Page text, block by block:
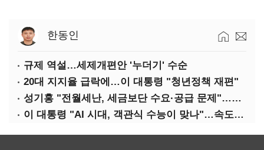
한동인
규제 역설…세제개편안 '누더기' 수순
20대 지지율 급락에…이 대통령 "청년정책 재편"
성기홍 "전월세난, 세금보단 수요·공급 문제"…닥공 시사
이 대통령 "AI 시대, 객관식 수능이 맞나"…속도전 '경계'